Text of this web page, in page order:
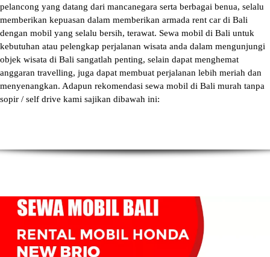
pelancong yang datang dari mancanegara serta berbagai benua, selalu
memberikan kepuasan dalam memberikan armada rent car di Bali
dengan mobil yang selalu bersih, terawat. Sewa mobil di Bali untuk
kebutuhan atau pelengkap perjalanan wisata anda dalam mengunjungi
objek wisata di Bali sangatlah penting, selain dapat menghemat
anggaran travelling, juga dapat membuat perjalanan lebih meriah dan
menyenangkan. Adapun rekomendasi sewa mobil di Bali murah tanpa
sopir / self drive kami sajikan dibawah ini: